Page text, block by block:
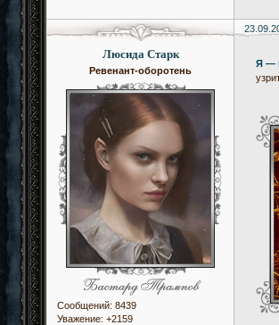
Люсида Старк
Ревенант-оборотень
Сообщений: 8439
Уважение: +2159
Я —